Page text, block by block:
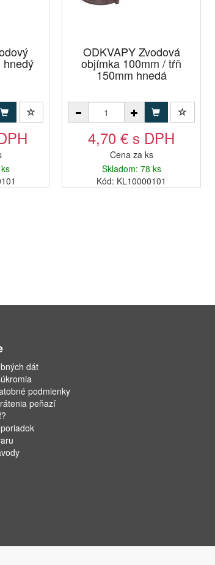
hnedý
ODKVAPY Zvodová
objímka 100mm / tŕň
150mm hnedá
4,70 € s DPH
Cena za ks
Skladom: 78 ks
Kód: KL10000101
dát
podmienky
peňazí